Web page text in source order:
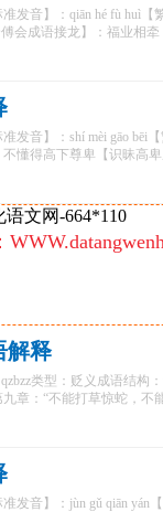
发音】：qiān hé fù huì
傅会成语接龙】：福业相
发音】：shí mèi gāo
懂得高下尊卑【识昧高
语文网-664*110
：
解释
qzbzz类型：贬义成语结
章：“不能打草惊蛇，不
发音】：jùn gǔ qiān